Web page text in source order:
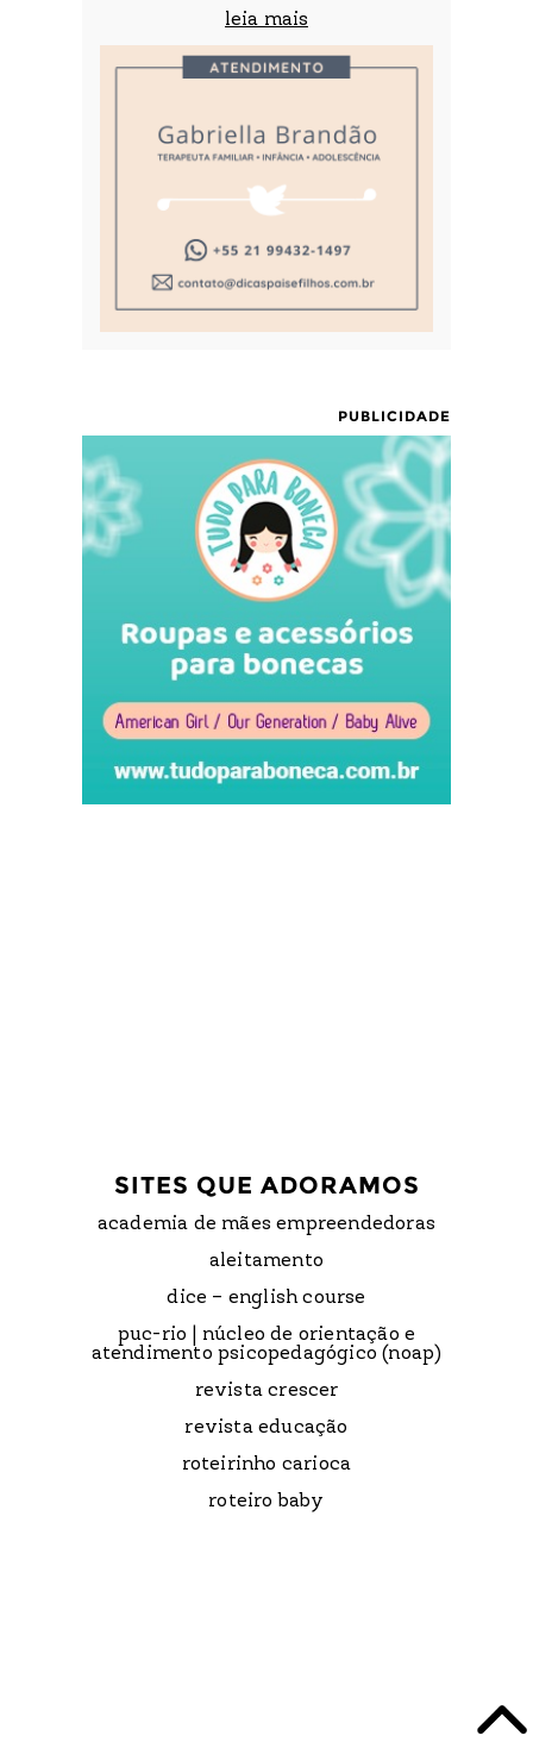
leia mais
PUBLICIDADE
SITES QUE ADORAMOS
academia de mães empreendedoras
aleitamento
dice – english course
puc-rio | núcleo de orientação e
atendimento psicopedagógico (noap)
revista crescer
revista educação
roteirinho carioca
roteiro baby